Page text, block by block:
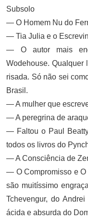
Subsolo
— O Homem Nu do
— Tia Julia e o
— O autor mais
Wodehouse. Qualquer
risada. Só não sei
Brasil.
— A mulher que
— A peregrina de
— Faltou o Paul
todos os livros do
— A Consciência de
— O Compromisso e O
são muitíssimo
Tchevengur, do
ácida e absurda do